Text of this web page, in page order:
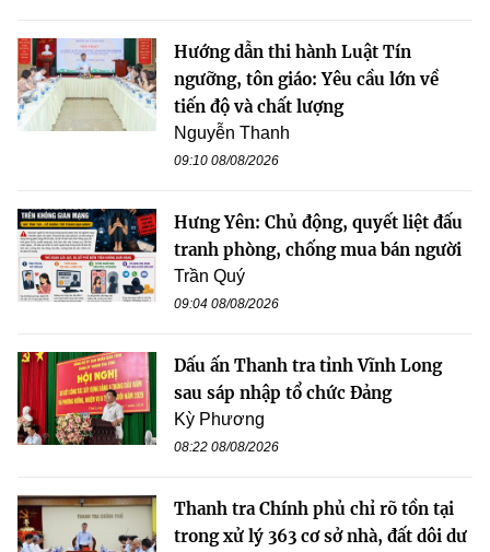
Hướng dẫn thi hành Luật Tín
ngưỡng, tôn giáo: Yêu cầu lớn về
tiến độ và chất lượng
Nguyễn Thanh
09:10 08/08/2026
Hưng Yên: Chủ động, quyết liệt đấu
tranh phòng, chống mua bán người
Trần Quý
09:04 08/08/2026
Dấu ấn Thanh tra tỉnh Vĩnh Long
sau sáp nhập tổ chức Đảng
Kỳ Phương
08:22 08/08/2026
Thanh tra Chính phủ chỉ rõ tồn tại
trong xử lý 363 cơ sở nhà, đất dôi dư